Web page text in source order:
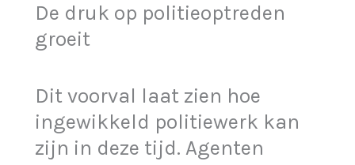
De druk op politieoptreden
groeit
Dit voorval laat zien hoe
ingewikkeld politiewerk kan
zijn in deze tijd. Agenten